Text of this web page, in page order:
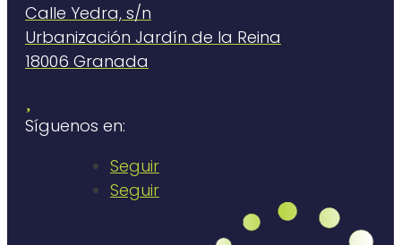
Calle Yedra, s/n
Urbanización Jardín de la Reina
18006 Granada
Síguenos en:
Seguir
Seguir